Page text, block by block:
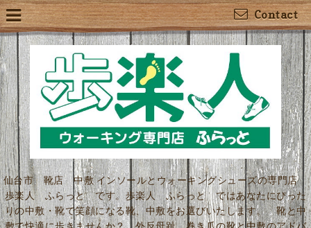
Contact
仙台市 靴店 中敷 インソールとウォーキングシューズの専門店
歩楽人 ふらっと です。歩楽人 ふらっと ではあなたにぴった
りの中敷・靴で笑顔になる靴、中敷をお選びいたします。 靴と中